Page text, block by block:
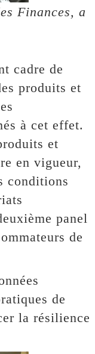
Finances, a
cadre de
produits et
à cet effet.
et
en vigueur,
conditions
panel
de
de
la résilience